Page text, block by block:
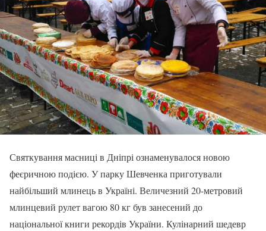
Святкування масниці в Дніпрі ознаменувалося новою
феєричною подією. У парку Шевченка приготували
найбільший млинець в Україні. Величезний 20-метровий
млинцевий рулет вагою 80 кг був занесений до
національної книги рекордів України. Кулінарний шедевр